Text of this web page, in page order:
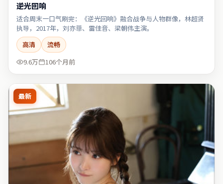
逆光回响
适合周末一口气刷完：《逆光回响》融合战争与人物群像，林超贤
执导，2017年，刘亦菲、雷佳音、梁朝伟主演。
高清
流畅
9.6万
106个月前
最新